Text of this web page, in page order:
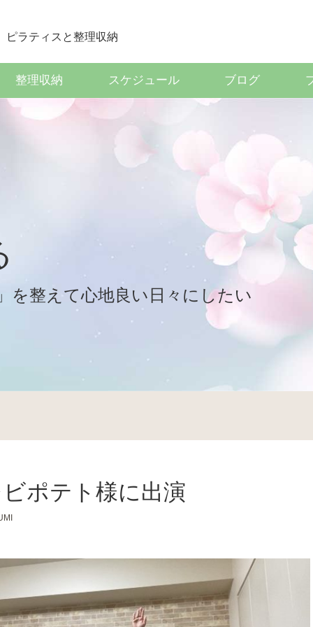
整理収納 スケジュール ブログ
ポテト様に出演